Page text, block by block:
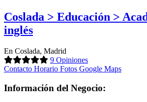
Coslada > Educación >
inglés
En Coslada, Madrid
9 Opiniones
Contacto Horario Fotos Google Maps
Información del Negocio: